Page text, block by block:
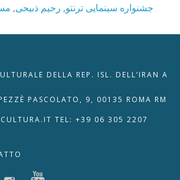
جشنواره سینمایی ترنتو, رحیم ذبیحی,
DELLA REP. ISL. DELL’IRAN A
PASCOLATO, 9, 00135 ROMA RM
TEL: +39 06 305 2207
🇮🇹 🇬🇧